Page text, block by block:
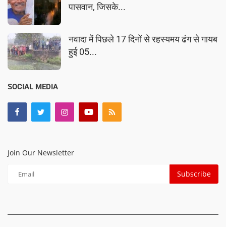
पासवान, जिसके...
नवादा में पिछले 17 दिनों से रहस्यमय ढंग से गायब
हुई 05...
SOCIAL MEDIA
Join Our Newsletter
Subscribe